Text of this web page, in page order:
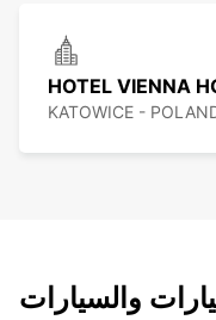
HOTEL VIENNA
KATOWICE -
والسيارات